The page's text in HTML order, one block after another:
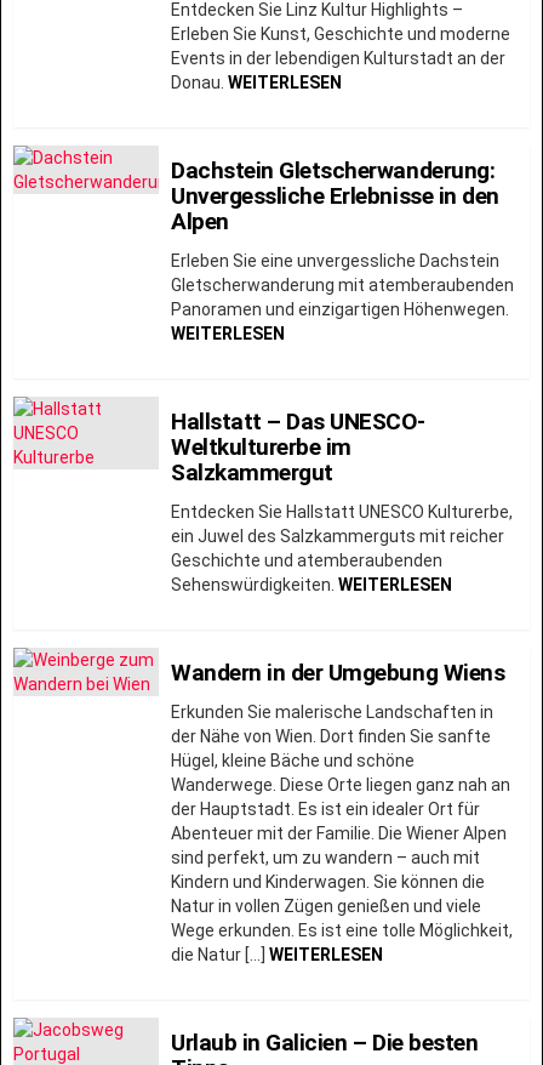
Entdecken Sie Linz Kultur Highlights –
Erleben Sie Kunst, Geschichte und moderne
Events in der lebendigen Kulturstadt an der
Donau. WEITERLESEN
Dachstein Gletscherwanderung:
Unvergessliche Erlebnisse in den
Alpen
Erleben Sie eine unvergessliche Dachstein
Gletscherwanderung mit atemberaubenden
Panoramen und einzigartigen Höhenwegen.
WEITERLESEN
Hallstatt – Das UNESCO-
Weltkulturerbe im
Salzkammergut
Entdecken Sie Hallstatt UNESCO Kulturerbe,
ein Juwel des Salzkammerguts mit reicher
Geschichte und atemberaubenden
Sehenswürdigkeiten. WEITERLESEN
Wandern in der Umgebung Wiens
Erkunden Sie malerische Landschaften in
der Nähe von Wien. Dort finden Sie sanfte
Hügel, kleine Bäche und schöne
Wanderwege. Diese Orte liegen ganz nah an
der Hauptstadt. Es ist ein idealer Ort für
Abenteuer mit der Familie. Die Wiener Alpen
sind perfekt, um zu wandern – auch mit
Kindern und Kinderwagen. Sie können die
Natur in vollen Zügen genießen und viele
Wege erkunden. Es ist eine tolle Möglichkeit,
die Natur […] WEITERLESEN
Urlaub in Galicien – Die besten